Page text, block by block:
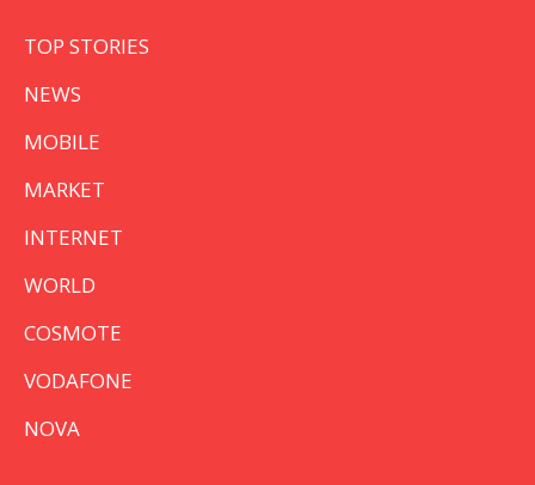
TOP STORIES
NEWS
MOBILE
MARKET
INTERNET
WORLD
COSMOTE
VODAFONE
NOVA